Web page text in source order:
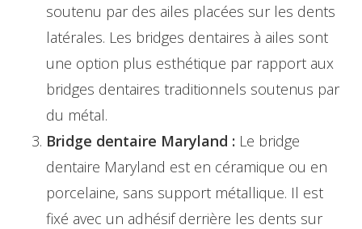
soutenu par des ailes placées sur les dents
latérales. Les bridges dentaires à ailes sont
une option plus esthétique par rapport aux
bridges dentaires traditionnels soutenus par
du métal.
Bridge dentaire Maryland : Le bridge
dentaire Maryland est en céramique ou en
porcelaine, sans support métallique. Il est
fixé avec un adhésif derrière les dents sur